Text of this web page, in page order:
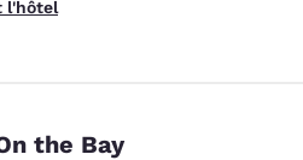
l'hôtel
the Bay